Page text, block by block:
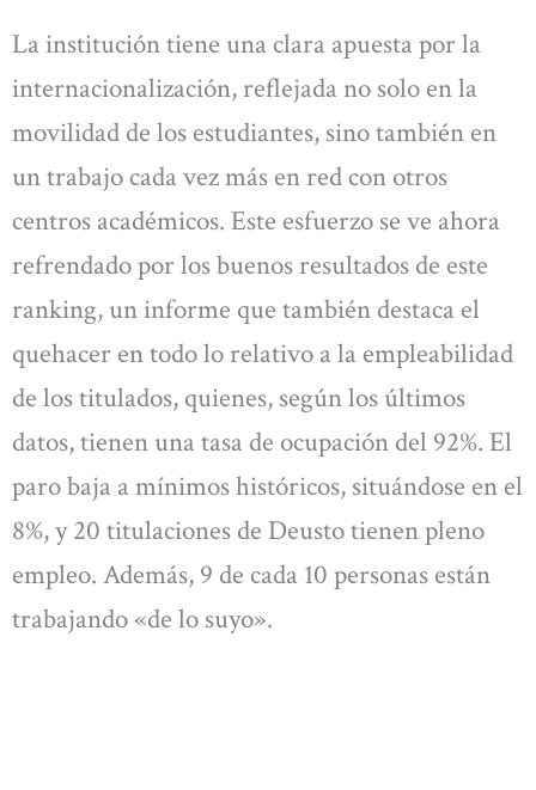
La institución tiene una clara apuesta por la
internacionalización, reflejada no solo en la
movilidad de los estudiantes, sino también en
un trabajo cada vez más en red con otros
centros académicos. Este esfuerzo se ve ahora
refrendado por los buenos resultados de este
ranking, un informe que también destaca el
quehacer en todo lo relativo a la empleabilidad
de los titulados, quienes, según los últimos
datos, tienen una tasa de ocupación del 92%. El
paro baja a mínimos históricos, situándose en el
8%, y 20 titulaciones de Deusto tienen pleno
empleo. Además, 9 de cada 10 personas están
trabajando «de lo suyo».